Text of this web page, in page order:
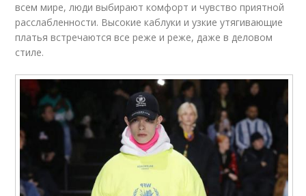
всем мире, люди выбирают комфорт и чувство приятной
расслабленности. Высокие каблуки и узкие утягивающие
платья встречаются все реже и реже, даже в деловом
стиле.